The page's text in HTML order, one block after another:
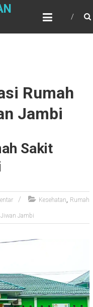
Rumah
Jambi
Sakit
Kesehatan, Rumah
Jambi